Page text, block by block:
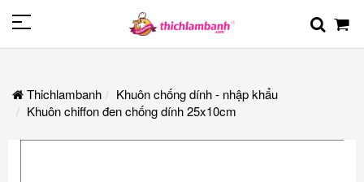
Thichlambanh
Khuôn chống dính - nhập khẩu
Khuôn chiffon đen chống dính 25x10cm